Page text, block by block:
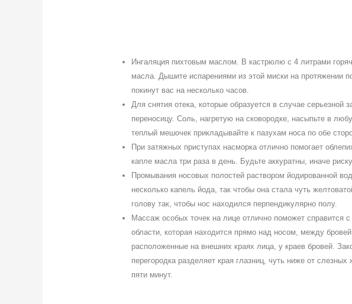
Ингаляция пихтовым маслом. В кастрюлю с 4 литрами
масла. Дышите испарениями из этой миски на протяжении
покинут вас на несколько часов.
Для снятия отека, которые образуется в случае серьезной
переносицу. Соль, нагретую на сковородке, насыпьте в
теплый мешочек прикладывайте к пазухам носа по обе
При затяжных приступах насморка отлично помогает
капле масла три раза в день. Будьте аккуратны, иначе
Промывания носовых полостей раствором йодированной
несколько капель йода, так чтобы она стала чуть
голову так, чтобы нос находился перпендикулярно полу.
Массаж особых точек на лице отлично поможет справится
области, которая находится прямо над носом, между
расположенные на внешних краях лица, у краев бровей.
перегородка разделяет края глазниц, чуть ниже от
пяти минут.